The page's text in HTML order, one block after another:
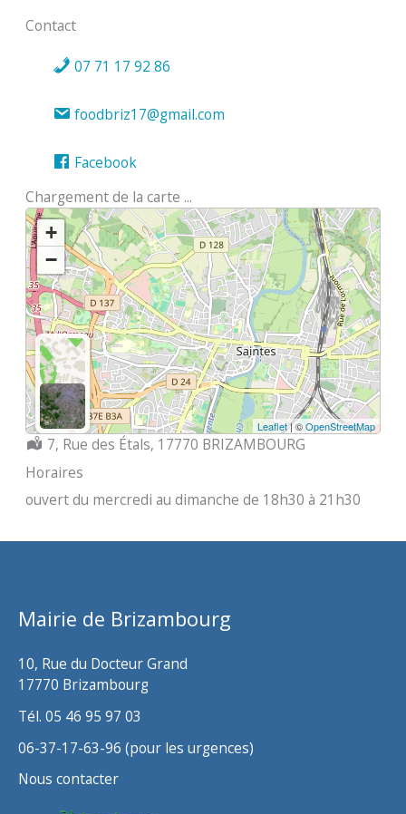
Contact
07 71 17 92 86
foodbriz17@gmail.com
Facebook
Chargement de la carte ...
+
−
Leaflet| ©OpenStreetMap
Localisation :
7, Rue des Étals, 17770 BRIZAMBOURG
Horaires
ouvert du mercredi au dimanche de 18h30 à 21h30
Mairie de Brizambourg
10, Rue du Docteur Grand
17770 Brizambourg
Tél. 05 46 95 97 03
06-37-17-63-96 (pour les urgences)
Nous contacter